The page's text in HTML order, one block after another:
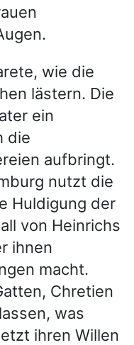
wie die
lästern. Die
ein
die
aufbringt.
nutzt die
Huldigung der
von Heinrichs
ihnen
macht.
Chretien
was
ihren Willen